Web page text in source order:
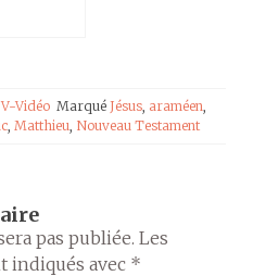
Vidéo Marqué Jésus, araméen,
, Matthieu, Nouveau Testament
pas publiée. Les
indiqués avec *